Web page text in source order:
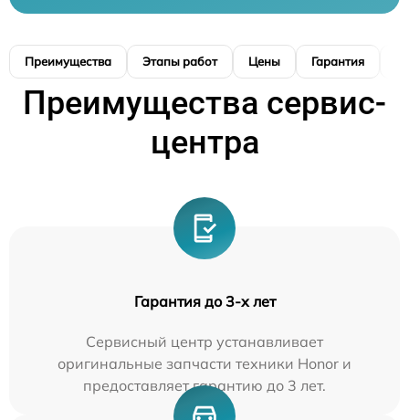
Преимущества Этапы работ Цены Гарантия
Преимущества сервис-
центра
Гарантия до 3-х лет
Сервисный центр устанавливает
оригинальные запчасти техники Honor и
предоставляет гарантию до 3 лет.